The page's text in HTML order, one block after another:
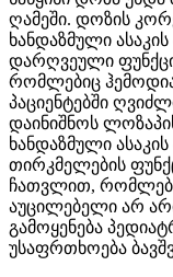
ღამეში. დოზის
ხანდაზმული
დარღვეული
რომლებიც
პაციენტებში
დაინიშნოს
ხანდაზმული ასაკის
თირკმელების
ჩათვლით,
აუცილებელი არ
გამოყენება
უსაფრთხოება